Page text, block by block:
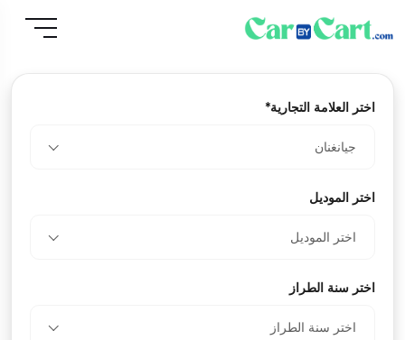
اختر العلامة التجارية*
جيانغنان
اختر الموديل
اختر الموديل
اختر سنة الطراز
اختر سنة الطراز